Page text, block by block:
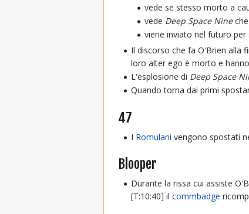
vede se stesso morto a
vede Deep Space Nineche
viene inviato nel futuro per
Il discorso che fa O'Brien alla
loro alter ego è morto e
L'esplosione di Deep Space
Quando torna dai primi
47
I Romulani vengono spostati
Blooper
Durante la rissa cui assiste
[T:10:40] ilcommbadge